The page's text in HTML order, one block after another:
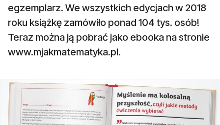
egzemplarz. We wszystkich edycjach w 2018
roku książkę zamówiło ponad 104 tys. osób!
Teraz można ją pobrać jako ebooka na stronie
www.mjakmatematyka.pl.